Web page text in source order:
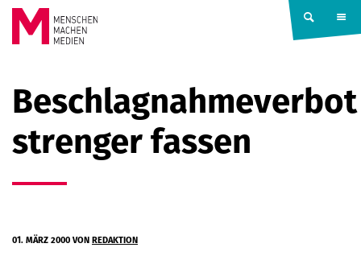
Springe zum Inhalt
MACHEN
MEDIEN
Beschlagnahmeverbot
strenger fassen
01. MÄRZ 2000VONREDAKTION